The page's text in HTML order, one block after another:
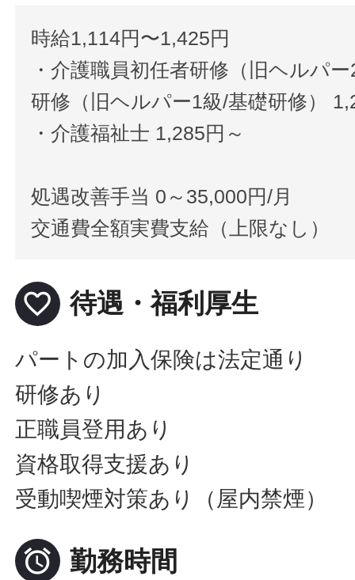
時給1,114円〜1,425円
・介護職員初任者研修（旧ヘルパ
研修（旧ヘルパー1級/基礎研修）
・介護福祉士 1,285円～
処遇改善手当 0～35,000円/月
交通費全額実費支給（上限なし）
favorite_border 待遇・福利厚生
パートの加入保険は法定通り
研修あり
正職員登用あり
資格取得支援あり
受動喫煙対策あり（屋内禁煙）
 勤務時間